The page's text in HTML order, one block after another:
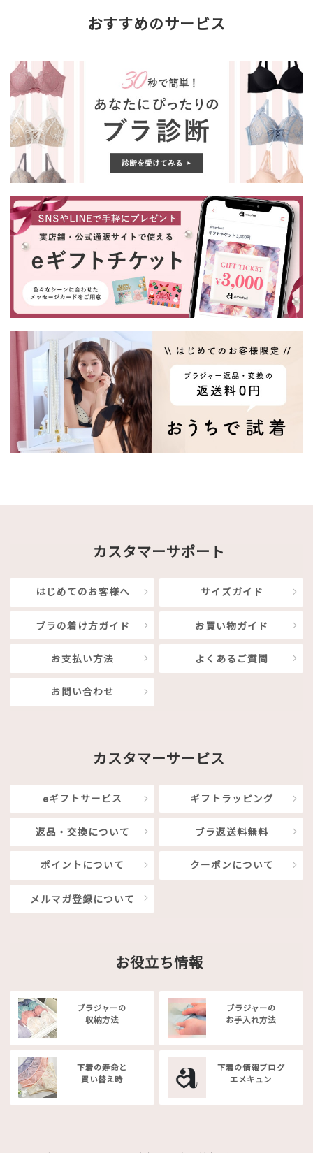
おすすめのサービス
カスタマーサポート
はじめてのお客様へ サイズガイド
ブラの着け方ガイド お買い物ガイド
お支払い方法 よくあるご質問
お問い合わせ
カスタマーサービス
eギフトサービス ギフトラッピング
返品・交換について ブラ返送料無料
ポイントについて クーポンについて
メルマガ登録について
お役立ち情報
ブラジャーの
収納方法
ブラジャーの
お手入れ方法
下着の寿命と
買い替え時
下着の情報ブログ
エメキュン